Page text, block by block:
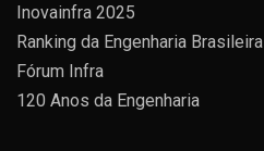
Inovainfra 2025
Ranking da Engenharia Brasileira
Fórum Infra
120 Anos da Engenharia